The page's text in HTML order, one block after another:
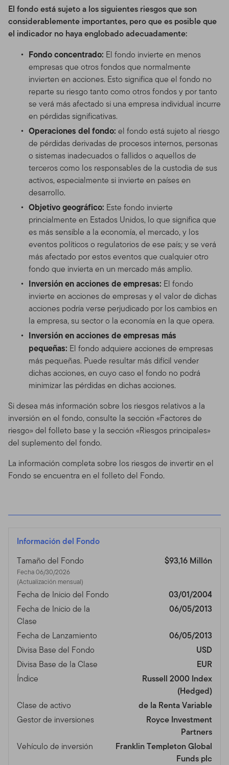
El fondo está sujeto a los siguientes riesgos que son
considerablemente importantes, pero que es posible que
el indicador no haya englobado adecuadamente:
Fondo concentrado: El fondo invierte en menos
empresas que otros fondos que normalmente
invierten en acciones. Esto significa que el fondo no
reparte su riesgo tanto como otros fondos y por tanto
se verá más afectado si una empresa individual incurre
en pérdidas significativas.
Operaciones del fondo: el fondo está sujeto al riesgo
de pérdidas derivadas de procesos internos, personas
o sistemas inadecuados o fallidos o aquellos de
terceros como los responsables de la custodia de sus
activos, especialmente si invierte en países en
desarrollo.
Objetivo geográfico: Este fondo invierte
princialmente en Estados Unidos, lo que significa que
es más sensible a la economía, el mercado, y los
eventos políticos o regulatorios de ese país; y se verá
más afectado por estos eventos que cualquier otro
fondo que invierta en un mercado más amplio.
Inversión en acciones de empresas: El fondo
invierte en acciones de empresas y el valor de dichas
acciones podría verse perjudicado por los cambios en
la empresa, su sector o la economía en la que opera.
Inversión en acciones de empresas más
pequeñas: El fondo adquiere acciones de empresas
más pequeñas. Puede resultar más difícil vender
dichas acciones, en cuyo caso el fondo no podrá
minimizar las pérdidas en dichas acciones.
Si desea más información sobre los riesgos relativos a la
inversión en el fondo, consulte la sección «Factores de
riesgo» del folleto base y la sección «Riesgos principales»
del suplemento del fondo.
La información completa sobre los riesgos de invertir en el
Fondo se encuentra en el folleto del Fondo.
Información del Fondo
Tamaño del Fondo
Fecha 06/30/2026
(Actualización mensual)
$93,16 Millón
Fecha de Inicio del Fondo
03/01/2004
Fecha de Inicio de la
Clase
06/05/2013
Fecha de Lanzamiento
06/05/2013
Divisa Base del Fondo
USD
Divisa Base de la Clase
EUR
Índice
Russell 2000 Index
(Hedged)
Clase de activo
de la Renta Variable
Gestor de inversiones
Royce Investment
Partners
Vehículo de inversión
Franklin Templeton Global
Funds plc